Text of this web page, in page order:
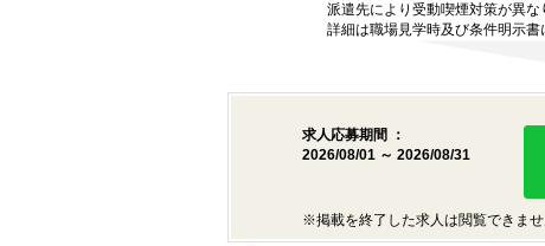
派遣先により受動喫煙対策が異な
詳細は職場見学時及び条件明示書
求人応募期間 ：
2026/08/01 ～ 2026/08/31
※掲載を終了した求人は閲覧できま